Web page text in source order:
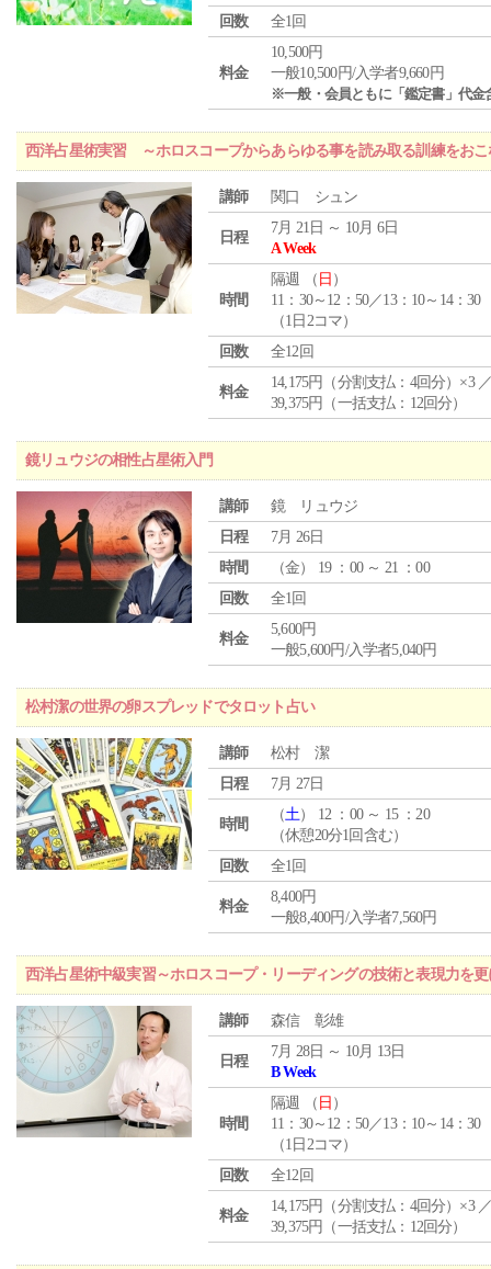
回数
全1回
料金
10,500円
一般10,500円/入学者9,660円
※一般・会員ともに「鑑定書」代金
西洋占星術実習 ～ホロスコープからあらゆる事を読み取る訓練をおこ
講師 関口 シュン
日程
7月 21日 ～ 10月 6日
A Week
時間
隔週 （ 日 ）
11：30～12：50／13：10～14：30
（1日2コマ）
回数
全12回
料金
14,175円（分割支払：4回分）×3
39,375円（一括支払：12回分）
鏡リュウジの相性占星術入門
講師
鏡 リュウジ
日程
7月 26日
時間
（金） 19 ：00 ～ 21 ：00
回数
全1回
料金
5,600円
一般5,600円/入学者5,040円
松村潔の世界の卵スプレッドでタロット占い
講師
松村 潔
日程
7月 27日
時間
（土） 12 ：00 ～ 15 ：20
（休憩20分1回含む）
回数
全1回
料金
8,400円
一般8,400円/入学者7,560円
西洋占星術中級実習～ホロスコープ・リーディングの技術と表現力を
講師 森信 彰雄
日程
7月 28日 ～ 10月 13日
B Week
時間
隔週 （ 日 ）
11：30～12：50／13：10～14：30
（1日2コマ）
回数
全12回
料金
14,175円（分割支払：4回分）×3
39,375円（一括支払：12回分）